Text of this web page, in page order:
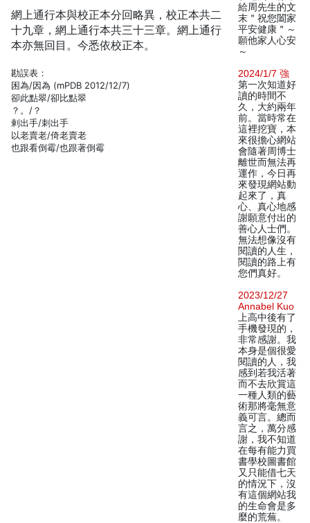
網上通行本與校正本分回略異，校正本共二
十九章，網上通行本共三十三章。網上通行
本亦無回目。今悉依校正本。
勘誤表：
困為/因為 (mPDB 2012/12/7)
卻此點翠/卻比點翠
？。/？
剌出手/刺出手
以老賣老/倚老賣老
也跟看倒霉/也跟著倒霉
給周先生的文
末＂祝您闔家
平安健康＂～
願他家人心安
～
2024/1/7 強
第一次知道好
讀的時間不
久，大約兩年
前。當時常在
這裡挖寶，本
來很擔心網站
會隨著周博士
離世而無法再
運作，今日再
來發現網站動
起來了，真
心、真心地感
謝願意付出的
善心人士們。
無法想像沒有
閱讀的人生，
閱讀的路上有
您們真好。
2023/12/27
Annabel Kuo
上高中後有了
手機發現的，
非常感謝。我
本身是個很愛
閱讀的人，我
感到若我活著
而不去欣賞這
一種人類的藝
術那將毫無意
義可言。總而
言之，萬分感
謝，我不知道
在每有能力買
書學校圖書館
又只能借七天
的情況下，沒
有這個網站我
的生命會是多
麼的荒蕪。